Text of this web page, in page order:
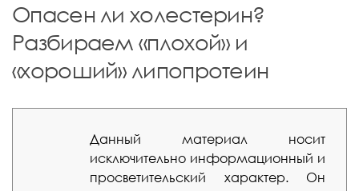
Опасен ли холестерин?
Разбираем «плохой» и
«хороший» липопротеин
Данный материал носит
исключительно информационный и
просветительский характер. Он